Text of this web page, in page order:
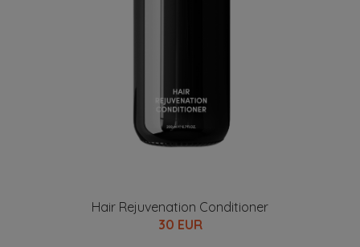
Hair Rejuvenation Conditioner
30 EUR